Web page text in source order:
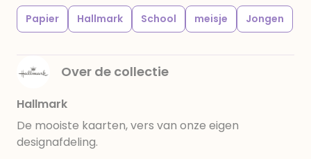
Papier Hallmark School meisje Jongen
Over de collectie
Hallmark
De mooiste kaarten, vers van onze eigen
designafdeling.